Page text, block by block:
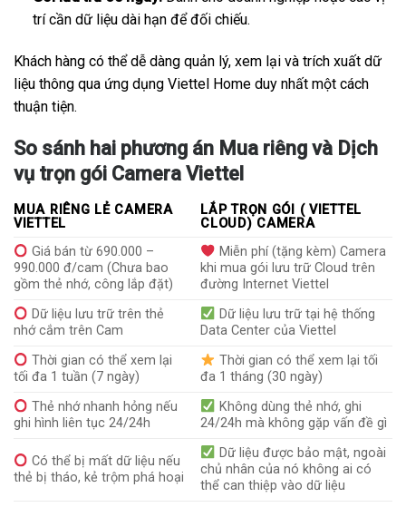
trí cần dữ liệu dài hạn để đối chiếu.
Khách hàng có thể dễ dàng quản lý, xem lại và trích xuất dữ
liệu thông qua ứng dụng Viettel Home duy nhất một cách
thuận tiện.
So sánh hai phương án Mua riêng và Dịch
vụ trọn gói Camera Viettel
MUA RIÊNG LẺ CAMERA
VIETTEL
LẮP TRỌN GÓI ( VIETTEL
CLOUD) CAMERA
Giá bán từ 690.000 –
990.000 đ/cam (Chưa bao
gồm thẻ nhớ, công lắp đặt)
Miễn phí (tặng kèm) Camera
khi mua gói lưu trữ Cloud trên
đường Internet Viettel
Dữ liệu lưu trữ trên thẻ
nhớ cắm trên Cam
Dữ liệu lưu trữ tại hệ thống
Data Center của Viettel
Thời gian có thể xem lại
tối đa 1 tuần (7 ngày)
Thời gian có thể xem lại tối
đa 1 tháng (30 ngày)
Thẻ nhớ nhanh hỏng nếu
ghi hình liên tục 24/24h
Không dùng thẻ nhớ, ghi
24/24h mà không gặp vấn đề gì
Có thể bị mất dữ liệu nếu
thẻ bị tháo, kẻ trộm phá hoại
Dữ liệu được bảo mật, ngoài
chủ nhân của nó không ai có
thể can thiệp vào dữ liệu